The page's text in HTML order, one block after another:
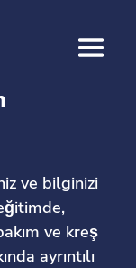
ve bilginizi
ve kreş
ayrıntılı